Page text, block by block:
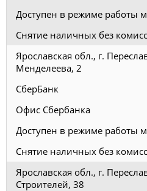
Доступен в режиме работы
Снятие наличных без
Ярославская обл., г.
Менделеева, 2
СберБанк
Офис Сбербанка
Доступен в режиме работы
Снятие наличных без
Ярославская обл., г.
Строителей, 38